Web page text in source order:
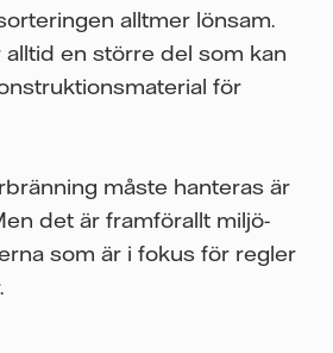
alltmer lönsam.
en större del som kan
för
måste hanteras är
det är framförallt miljö-
som är i fokus för regler